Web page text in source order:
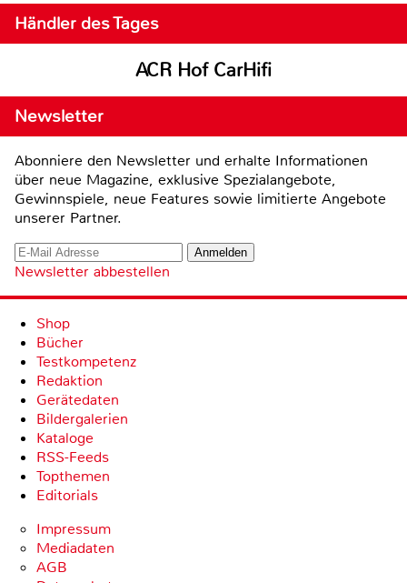
Händler des Tages
ACR Hof CarHifi
Newsletter
Abonniere den Newsletter und erhalte Informationen
über neue Magazine, exklusive Spezialangebote,
Gewinnspiele, neue Features sowie limitierte Angebote
unserer Partner.
Newsletter abbestellen
Shop
Bücher
Testkompetenz
Redaktion
Gerätedaten
Bildergalerien
Kataloge
RSS-Feeds
Topthemen
Editorials
Impressum
Mediadaten
AGB